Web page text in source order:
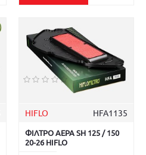
HIFLO HFA1135
ΦΙΛΤΡΟ ΑΕΡΑ SH 125 / 150
20-26 HIFLO